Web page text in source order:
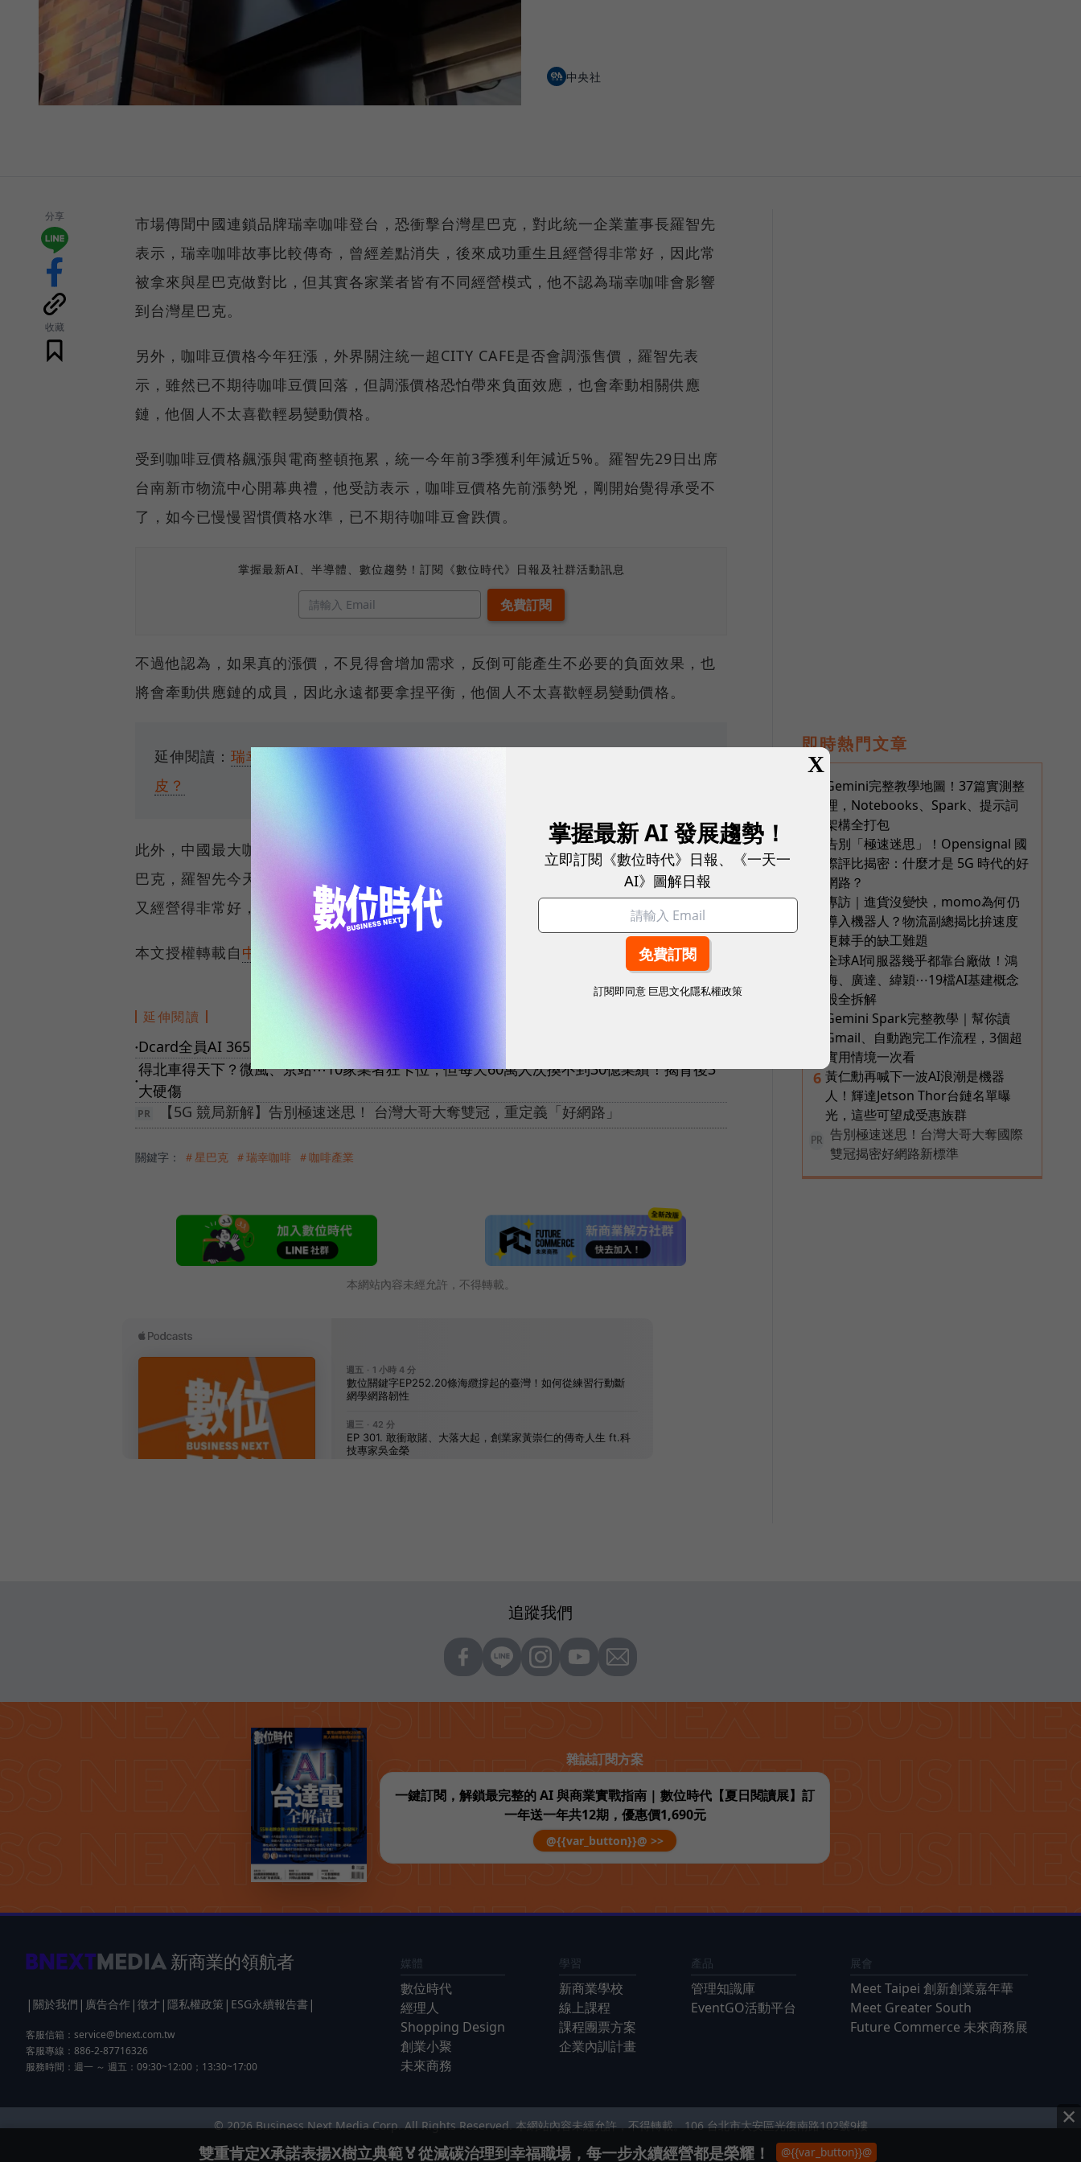
中央社
分享
收藏
市場傳聞中國連鎖品牌瑞幸咖啡登台，恐衝擊台灣星巴克，對此統一企業董事長羅智先
表示，瑞幸咖啡故事比較傳奇，曾經差點消失，後來成功重生且經營得非常好，因此常
被拿來與星巴克做對比，但其實各家業者皆有不同經營模式，他不認為瑞幸咖啡會影響
到台灣星巴克。
另外，咖啡豆價格今年狂漲，外界關注統一超CITY CAFE是否會調漲售價，羅智先表
示，雖然已不期待咖啡豆價回落，但調漲價格恐怕帶來負面效應，也會牽動相關供應
鏈，他個人不太喜歡輕易變動價格。
受到咖啡豆價格飆漲與電商整頓拖累，統一今年前3季獲利年減近5%。羅智先29日出席
台南新市物流中心開幕典禮，他受訪表示，咖啡豆價格先前漲勢兇，剛開始覺得承受不
了，如今已慢慢習慣價格水準，已不期待咖啡豆會跌價。
掌握最新AI、半導體、數位趨勢！訂閱《數位時代》日報及社群活動訊息
不過他認為，如果真的漲價，不見得會增加需求，反倒可能產生不必要的負面效果，也
將會牽動供應鏈的成員，因此永遠都要拿捏平衡，他個人不太喜歡輕易變動價格。
延伸閱讀： 瑞幸「低價高頻」模式拱出3萬家門市！如果真的來台灣，誰會先掉層
皮？
此外，中國最大咖啡品牌瑞幸咖啡傳將以代理模式進軍台灣，市場認為將會衝擊台灣星
巴克，羅智先今天表示，瑞幸咖啡故事比較傳奇，它曾經差點消失，後來不僅重生，還
又經營得非常好，所以大家容易將它與星巴克對比在一起。
本文授權轉載自 中央社
延伸閱讀
● Dcard全員AI 365天實戰分享！林裕欽：我如何讓AI Agent終結財務噩夢、改寫全公司流程
●
得北車得天下？微風、京站⋯10家業者狂卡位，但每天60萬人次換不到30億業績！揭背後3
大硬傷
【5G 競局新解】告別極速迷思！ 台灣大哥大奪雙冠，重定義「好網路」
關鍵字： ＃星巴克 ＃瑞幸咖啡 ＃咖啡產業
本網站內容未經允許，不得轉載。
即時熱門文章
Gemini完整教學地圖！37篇實測整
理，Notebooks、Spark、提示詞
架構全打包
告別「極速迷思」！Opensignal 國
際評比揭密：什麼才是 5G 時代的好
網路？
專訪｜進貨沒變快，momo為何仍
導入機器人？物流副總揭比拚速度
更棘手的缺工難題
全球AI伺服器幾乎都靠台廠做！鴻
海、廣達、緯穎⋯19檔AI基建概念
股全拆解
Gemini Spark完整教學｜幫你讀
Gmail、自動跑完工作流程，3個超
實用情境一次看
6 黃仁勳再喊下一波AI浪潮是機器
人！輝達Jetson Thor台鏈名單曝
光，這些可望成受惠族群
PR
告別極速迷思！台灣大哥大奪國際
雙冠揭密好網路新標準
追蹤我們
雜誌訂閱方案
一鍵訂閱，解鎖最完整的 AI 與商業實戰指南 | 數位時代【夏日閱讀展】訂
一年送一年共12期，優惠價1,690元
@{{var_button}}@ >>
新商業的領航者
| 關於我們 | 廣告合作 | 徵才 | 隱私權政策 | ESG永續報告書 |
客服信箱： service@bnext.com.tw
客服專線：886-2-87716326
服務時間：週一 ～ 週五：09:30~12:00；13:30~17:00
媒體
數位時代
經理人
Shopping Design
創業小聚
未來商務
學習
新商業學校
線上課程
課程團票方案
企業內訓計畫
產品
管理知識庫
EventGO活動平台
展會
Meet Taipei 創新創業嘉年華
Meet Greater South
Future Commerce 未來商務展
© 2026 Business Next Media Corp. All Rights Reserved. 本網站內容未經允許，不得轉載。106 台北市大安區光復南路102號9樓 ×
雙重肯定X承諾表揚X樹立典範🏅從減碳治理到幸福職場，每一步永續經營都是榮耀！ @{{var_button}}@
X
掌握最新 AI 發展趨勢！
立即訂閱《數位時代》日報、《一天一
AI》圖解日報
訂閱即同意 巨思文化隱私權政策